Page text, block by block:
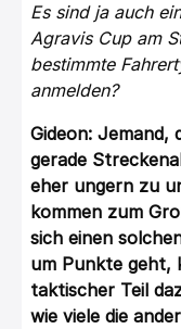
Es sind ja auch
Agravis Cup am
bestimmte
anmelden?
Gideon:
gerade
eher ungern zu
kommen zum
sich einen
um Punkte geht,
taktischer Teil
wie viele die